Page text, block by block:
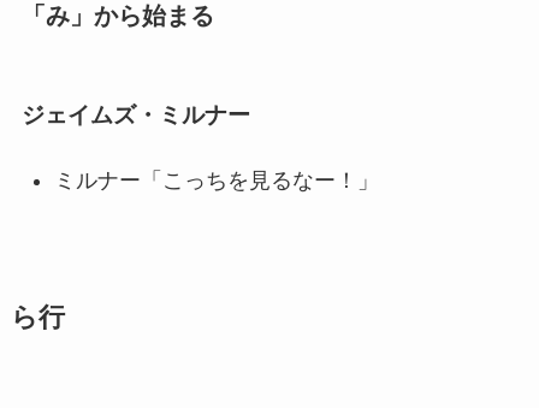
「み」から始まる
ジェイムズ・ミルナー
ミルナー「こっちを見るなー！」
ら行